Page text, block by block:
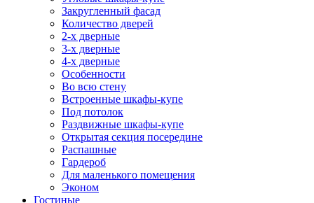
Закругленный фасад
Количество дверей
2-х дверные
3-х дверные
4-х дверные
Особенности
Во всю стену
Встроенные шкафы-купе
Под потолок
Раздвижные шкафы-купе
Открытая секция посередине
Распашные
Гардероб
Для маленького помещения
Эконом
Гостиные